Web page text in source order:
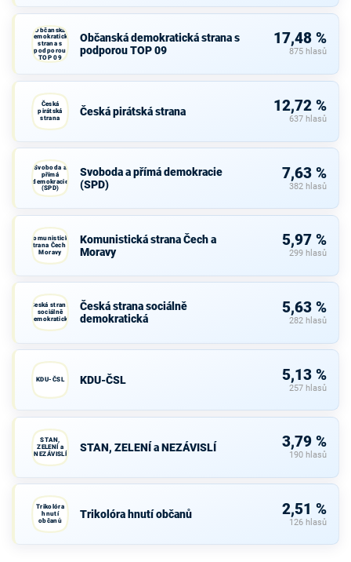
Občanská
demokratická
strana s
podporou
TOP 09
Občanská demokratická strana s
podporou TOP 09
17,48 %
875 hlasů
Česká
pirátská
strana
Česká pirátská strana 12,72 %
637 hlasů
Svoboda a
přímá
demokracie
(SPD)
Svoboda a přímá demokracie
(SPD)
7,63 %
382 hlasů
Komunistická
strana Čech a
Moravy
Komunistická strana Čech a
Moravy
5,97 %
299 hlasů
Česká strana
sociálně
demokratická
Česká strana sociálně
demokratická
5,63 %
282 hlasů
KDU-ČSL KDU-ČSL 5,13 %
257 hlasů
STAN,
ZELENÍ a
NEZÁVISLÍ
STAN, ZELENÍ a NEZÁVISLÍ 3,79 %
190 hlasů
Trikolóra
hnutí
občanů
Trikolóra hnutí občanů 2,51 %
126 hlasů